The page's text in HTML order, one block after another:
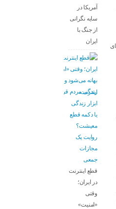
آمریکا در
سایه نگرانی
از جنگ با
ایران
اینترنت،
ابزار زندگی
یا دکمه قطع
معیشت؟
روایت یک
مجازات
جمعی
قطع اینترنت
در ایران؛
وقتی
«امنیت»